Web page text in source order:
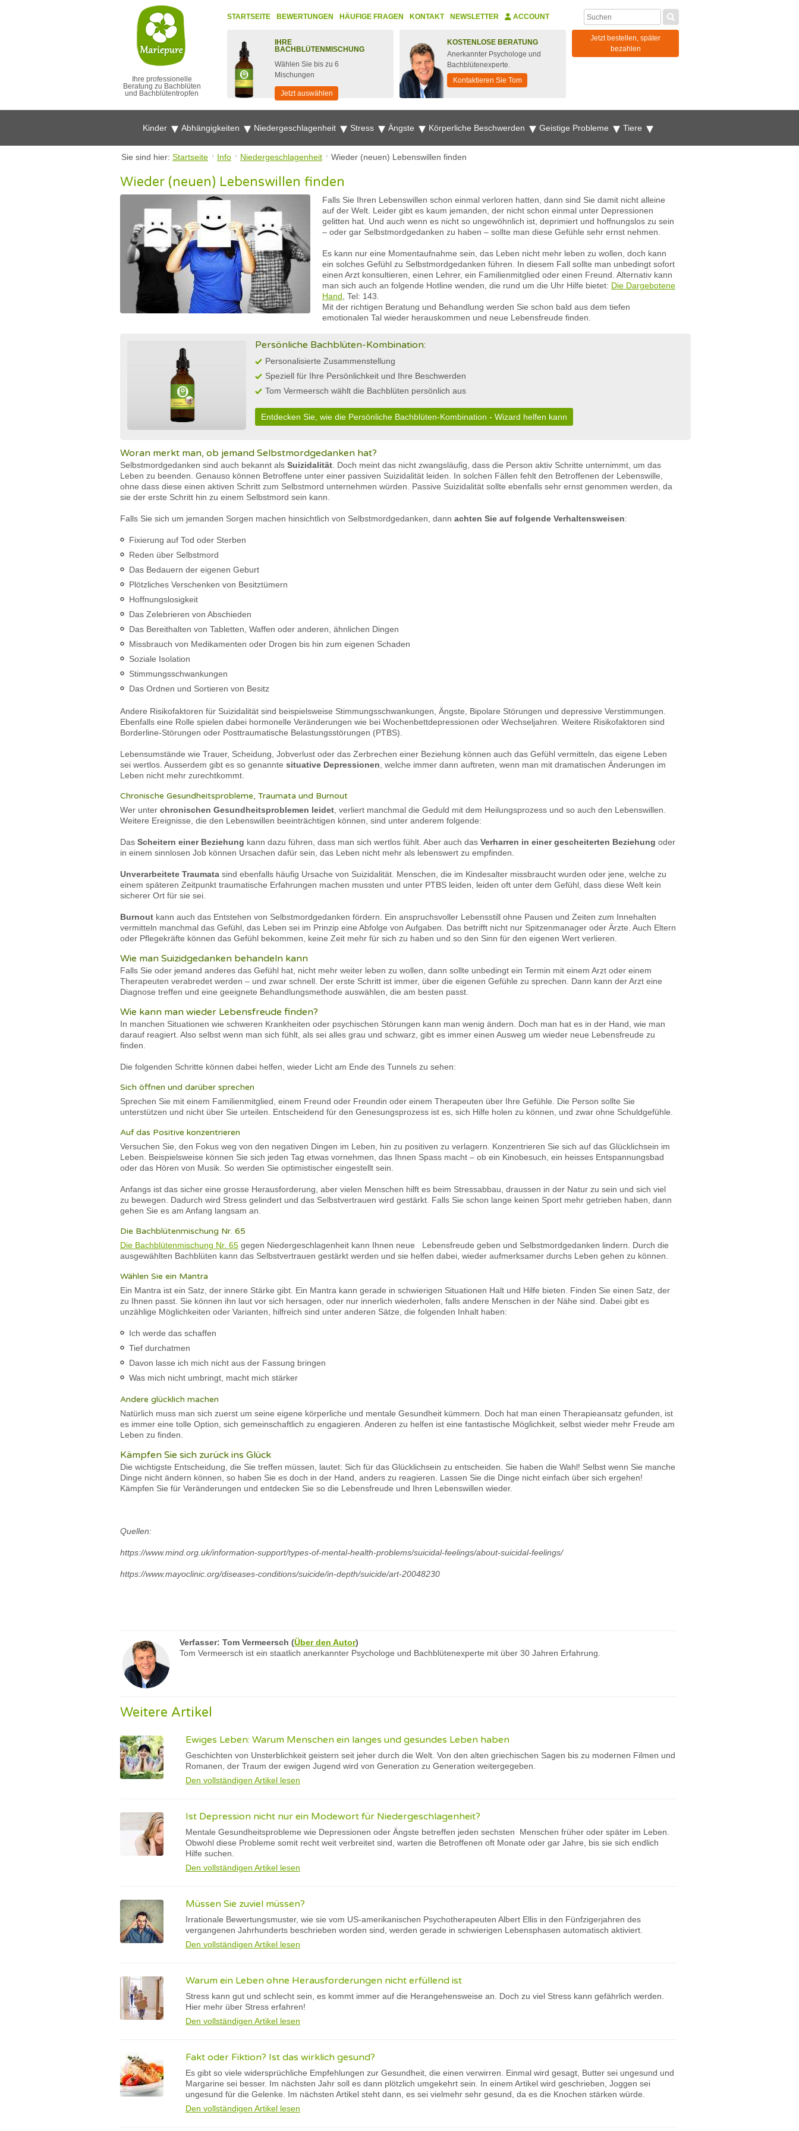
Ihre professionelle
Beratung zu Bachblüten
und Bachblütentropfen
STARTSEITE BEWERTUNGEN HÄUFIGE FRAGEN KONTAKT NEWSLETTER ACCOUNT
IHRE
BACHBLÜTENMISCHUNG
Wählen Sie bis zu 6
Mischungen
Jetzt auswählen
KOSTENLOSE BERATUNG
Anerkannter Psychologe und
Bachblütenexperte.
Kontaktieren Sie Tom
Jetzt bestellen, später
bezahlen
Kinder Abhängigkeiten Niedergeschlagenheit Stress Ängste Körperliche Beschwerden Geistige Probleme Tiere
Sie sind hier: Startseite Info Niedergeschlagenheit Wieder (neuen) Lebenswillen finden
Wieder (neuen) Lebenswillen finden
Falls Sie Ihren Lebenswillen schon einmal verloren hatten, dann sind Sie damit nicht alleine
auf der Welt. Leider gibt es kaum jemanden, der nicht schon einmal unter Depressionen
gelitten hat. Und auch wenn es nicht so ungewöhnlich ist, deprimiert und hoffnungslos zu sein
– oder gar Selbstmordgedanken zu haben – sollte man diese Gefühle sehr ernst nehmen.
Es kann nur eine Momentaufnahme sein, das Leben nicht mehr leben zu wollen, doch kann
ein solches Gefühl zu Selbstmordgedanken führen. In diesem Fall sollte man unbedingt sofort
einen Arzt konsultieren, einen Lehrer, ein Familienmitglied oder einen Freund. Alternativ kann
man sich auch an folgende Hotline wenden, die rund um die Uhr Hilfe bietet: Die Dargebotene
Hand , Tel: 143.
Mit der richtigen Beratung und Behandlung werden Sie schon bald aus dem tiefen
emotionalen Tal wieder herauskommen und neue Lebensfreude finden.
Persönliche Bachblüten-Kombination:
Personalisierte Zusammenstellung
Speziell für Ihre Persönlichkeit und Ihre Beschwerden
Tom Vermeersch wählt die Bachblüten persönlich aus
Entdecken Sie, wie die Persönliche Bachblüten-Kombination - Wizard helfen kann
Woran merkt man, ob jemand Selbstmordgedanken hat?
Selbstmordgedanken sind auch bekannt als Suizidalität . Doch meint das nicht zwangsläufig, dass die Person aktiv Schritte unternimmt, um das
Leben zu beenden. Genauso können Betroffene unter einer passiven Suizidalität leiden. In solchen Fällen fehlt den Betroffenen der Lebenswille,
ohne dass diese einen aktiven Schritt zum Selbstmord unternehmen würden. Passive Suizidalität sollte ebenfalls sehr ernst genommen werden, da
sie der erste Schritt hin zu einem Selbstmord sein kann.
Falls Sie sich um jemanden Sorgen machen hinsichtlich von Selbstmordgedanken, dann achten Sie auf folgende Verhaltensweisen:
Fixierung auf Tod oder Sterben
Reden über Selbstmord
Das Bedauern der eigenen Geburt
Plötzliches Verschenken von Besitztümern
Hoffnungslosigkeit
Das Zelebrieren von Abschieden
Das Bereithalten von Tabletten, Waffen oder anderen, ähnlichen Dingen
Missbrauch von Medikamenten oder Drogen bis hin zum eigenen Schaden
Soziale Isolation
Stimmungsschwankungen
Das Ordnen und Sortieren von Besitz
Andere Risikofaktoren für Suizidalität sind beispielsweise Stimmungsschwankungen, Ängste, Bipolare Störungen und depressive Verstimmungen.
Ebenfalls eine Rolle spielen dabei hormonelle Veränderungen wie bei Wochenbettdepressionen oder Wechseljahren. Weitere Risikofaktoren sind
Borderline-Störungen oder Posttraumatische Belastungsstörungen (PTBS).
Lebensumstände wie Trauer, Scheidung, Jobverlust oder das Zerbrechen einer Beziehung können auch das Gefühl vermitteln, das eigene Leben
sei wertlos. Ausserdem gibt es so genannte situative Depressionen , welche immer dann auftreten, wenn man mit dramatischen Änderungen im
Leben nicht mehr zurechtkommt.
Chronische Gesundheitsprobleme, Traumata und Burnout
Wer unter chronischen Gesundheitsproblemen leidet , verliert manchmal die Geduld mit dem Heilungsprozess und so auch den Lebenswillen.
Weitere Ereignisse, die den Lebenswillen beeinträchtigen können, sind unter anderem folgende:
Das Scheitern einer Beziehung kann dazu führen, dass man sich wertlos fühlt. Aber auch das Verharren in einer gescheiterten Beziehung oder
in einem sinnlosen Job können Ursachen dafür sein, das Leben nicht mehr als lebenswert zu empfinden.
Unverarbeitete Traumata sind ebenfalls häufig Ursache von Suizidalität. Menschen, die im Kindesalter missbraucht wurden oder jene, welche zu
einem späteren Zeitpunkt traumatische Erfahrungen machen mussten und unter PTBS leiden, leiden oft unter dem Gefühl, dass diese Welt kein
sicherer Ort für sie sei.
Burnout kann auch das Entstehen von Selbstmordgedanken fördern. Ein anspruchsvoller Lebensstill ohne Pausen und Zeiten zum Innehalten
vermitteln manchmal das Gefühl, das Leben sei im Prinzip eine Abfolge von Aufgaben. Das betrifft nicht nur Spitzenmanager oder Ärzte. Auch Eltern
oder Pflegekräfte können das Gefühl bekommen, keine Zeit mehr für sich zu haben und so den Sinn für den eigenen Wert verlieren.
Wie man Suizidgedanken behandeln kann
Falls Sie oder jemand anderes das Gefühl hat, nicht mehr weiter leben zu wollen, dann sollte unbedingt ein Termin mit einem Arzt oder einem
Therapeuten verabredet werden – und zwar schnell. Der erste Schritt ist immer, über die eigenen Gefühle zu sprechen. Dann kann der Arzt eine
Diagnose treffen und eine geeignete Behandlungsmethode auswählen, die am besten passt.
Wie kann man wieder Lebensfreude finden?
In manchen Situationen wie schweren Krankheiten oder psychischen Störungen kann man wenig ändern. Doch man hat es in der Hand, wie man
darauf reagiert. Also selbst wenn man sich fühlt, als sei alles grau und schwarz, gibt es immer einen Ausweg um wieder neue Lebensfreude zu
finden.
Die folgenden Schritte können dabei helfen, wieder Licht am Ende des Tunnels zu sehen:
Sich öffnen und darüber sprechen
Sprechen Sie mit einem Familienmitglied, einem Freund oder Freundin oder einem Therapeuten über Ihre Gefühle. Die Person sollte Sie
unterstützen und nicht über Sie urteilen. Entscheidend für den Genesungsprozess ist es, sich Hilfe holen zu können, und zwar ohne Schuldgefühle.
Auf das Positive konzentrieren
Versuchen Sie, den Fokus weg von den negativen Dingen im Leben, hin zu positiven zu verlagern. Konzentrieren Sie sich auf das Glücklichsein im
Leben. Beispielsweise können Sie sich jeden Tag etwas vornehmen, das Ihnen Spass macht – ob ein Kinobesuch, ein heisses Entspannungsbad
oder das Hören von Musik. So werden Sie optimistischer eingestellt sein.
Anfangs ist das sicher eine grosse Herausforderung, aber vielen Menschen hilft es beim Stressabbau, draussen in der Natur zu sein und sich viel
zu bewegen. Dadurch wird Stress gelindert und das Selbstvertrauen wird gestärkt. Falls Sie schon lange keinen Sport mehr getrieben haben, dann
gehen Sie es am Anfang langsam an.
Die Bachblütenmischung Nr. 65
Die Bachblütenmischung Nr. 65 gegen Niedergeschlagenheit kann Ihnen neue Lebensfreude geben und Selbstmordgedanken lindern. Durch die
ausgewählten Bachblüten kann das Selbstvertrauen gestärkt werden und sie helfen dabei, wieder aufmerksamer durchs Leben gehen zu können.
Wählen Sie ein Mantra
Ein Mantra ist ein Satz, der innere Stärke gibt. Ein Mantra kann gerade in schwierigen Situationen Halt und Hilfe bieten. Finden Sie einen Satz, der
zu Ihnen passt. Sie können ihn laut vor sich hersagen, oder nur innerlich wiederholen, falls andere Menschen in der Nähe sind. Dabei gibt es
unzählige Möglichkeiten oder Varianten, hilfreich sind unter anderen Sätze, die folgenden Inhalt haben:
Ich werde das schaffen
Tief durchatmen
Davon lasse ich mich nicht aus der Fassung bringen
Was mich nicht umbringt, macht mich stärker
Andere glücklich machen
Natürlich muss man sich zuerst um seine eigene körperliche und mentale Gesundheit kümmern. Doch hat man einen Therapieansatz gefunden, ist
es immer eine tolle Option, sich gemeinschaftlich zu engagieren. Anderen zu helfen ist eine fantastische Möglichkeit, selbst wieder mehr Freude am
Leben zu finden.
Kämpfen Sie sich zurück ins Glück
Die wichtigste Entscheidung, die Sie treffen müssen, lautet: Sich für das Glücklichsein zu entscheiden. Sie haben die Wahl! Selbst wenn Sie manche
Dinge nicht ändern können, so haben Sie es doch in der Hand, anders zu reagieren. Lassen Sie die Dinge nicht einfach über sich ergehen!
Kämpfen Sie für Veränderungen und entdecken Sie so die Lebensfreude und Ihren Lebenswillen wieder.
Quellen:
https://www.mind.org.uk/information-support/types-of-mental-health-problems/suicidal-feelings/about-suicidal-feelings/
https://www.mayoclinic.org/diseases-conditions/suicide/in-depth/suicide/art-20048230
Verfasser: Tom Vermeersch (Über den Autor)
Tom Vermeersch ist ein staatlich anerkannter Psychologe und Bachblütenexperte mit über 30 Jahren Erfahrung.
Weitere Artikel
Ewiges Leben: Warum Menschen ein langes und gesundes Leben haben
Geschichten von Unsterblichkeit geistern seit jeher durch die Welt. Von den alten griechischen Sagen bis zu modernen Filmen und
Romanen, der Traum der ewigen Jugend wird von Generation zu Generation weitergegeben.
Den vollständigen Artikel lesen
Ist Depression nicht nur ein Modewort für Niedergeschlagenheit?
Mentale Gesundheitsprobleme wie Depressionen oder Ängste betreffen jeden sechsten Menschen früher oder später im Leben.
Obwohl diese Probleme somit recht weit verbreitet sind, warten die Betroffenen oft Monate oder gar Jahre, bis sie sich endlich
Hilfe suchen.
Den vollständigen Artikel lesen
Müssen Sie zuviel müssen?
Irrationale Bewertungsmuster, wie sie vom US-amerikanischen Psychotherapeuten Albert Ellis in den Fünfzigerjahren des
vergangenen Jahrhunderts beschrieben worden sind, werden gerade in schwierigen Lebensphasen automatisch aktiviert.
Den vollständigen Artikel lesen
Warum ein Leben ohne Herausforderungen nicht erfüllend ist
Stress kann gut und schlecht sein, es kommt immer auf die Herangehensweise an. Doch zu viel Stress kann gefährlich werden.
Hier mehr über Stress erfahren!
Den vollständigen Artikel lesen
Fakt oder Fiktion? Ist das wirklich gesund?
Es gibt so viele widersprüchliche Empfehlungen zur Gesundheit, die einen verwirren. Einmal wird gesagt, Butter sei ungesund und
Margarine sei besser. Im nächsten Jahr soll es dann plötzlich umgekehrt sein. In einem Artikel wird geschrieben, Joggen sei
ungesund für die Gelenke. Im nächsten Artikel steht dann, es sei vielmehr sehr gesund, da es die Knochen stärken würde.
Den vollständigen Artikel lesen